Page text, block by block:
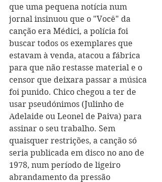
que uma pequena notícia num
jornal insinuou que o "Você" da
canção era Médici, a polícia foi
buscar todos os exemplares que
estavam à venda, atacou a fábrica
para que não restasse material e o
censor que deixara passar a música
foi punido. Chico chegou a ter de
usar pseudónimos (Julinho de
Adelaide ou Leonel de Paiva) para
assinar o seu trabalho. Sem
quaisquer restrições, a canção só
seria publicada em disco no ano de
1978, num período de ligeiro
abrandamento da pressão